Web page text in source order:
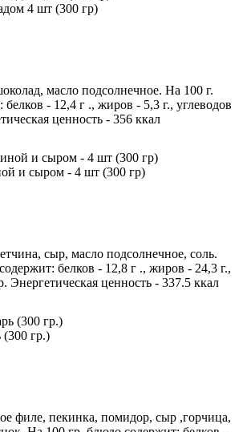
4 шт (300 гр)
масло подсолнечное. На 100 г.
- 12,4 г ., жиров - 5,3 г., углеводов
ценность - 356 ккал
и сыром - 4 шт (300 гр)
сыр, масло подсолнечное, соль.
белков - 12,8 г ., жиров - 24,3 г.,
Энергетическая ценность - 337.5 ккал
(300 гр.)
филе, пекинка, помидор, сыр ,горчица,